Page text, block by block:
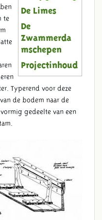
De Limes
De
Zwammerda
mschepen
Projectinhoud
te
Typerend voor deze
de bodem naar de
gedeelte van een